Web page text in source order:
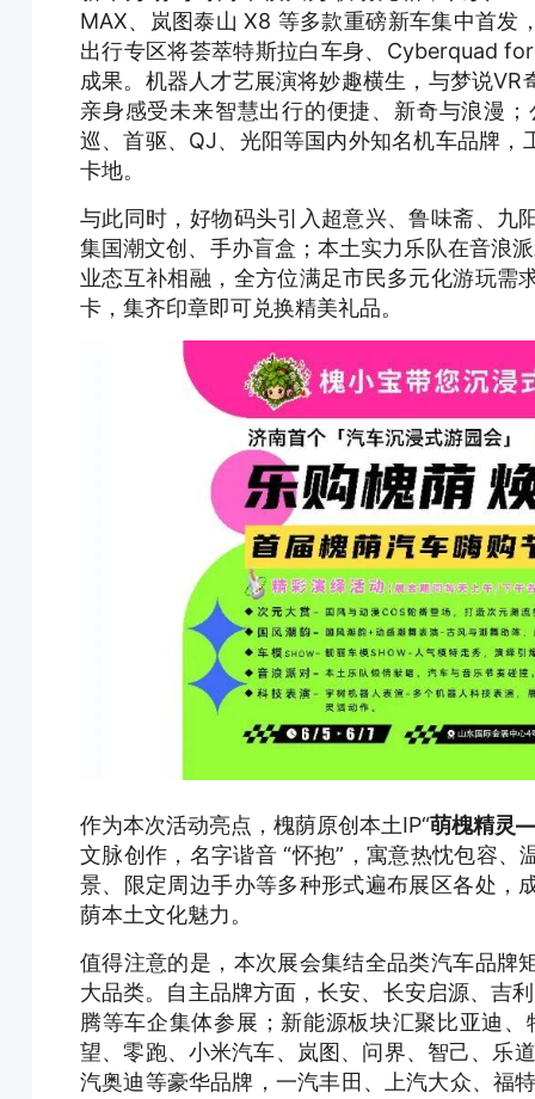
MAX、岚图泰山 X8 等多款重磅新车集中首发
出行专区将荟萃特斯拉白车身、Cyberquad
成果。机器人才艺展演将妙趣横生，与梦说
亲身感受未来智慧出行的便捷、新奇与浪漫
巡、首驱、QJ、光阳等国内外知名机车品牌
卡地。
与此同时，好物码头引入超意兴、鲁味斋、九
集国潮文创、手办盲盒；本土实力乐队在音浪
业态互补相融，全方位满足市民多元化游玩需
卡，集齐印章即可兑换精美礼品。
作为本次活动亮点，槐荫原创本土IP“萌槐精灵
文脉创作，名字谐音 “怀抱”，寓意热忱包容
景、限定周边手办等多种形式遍布展区各处，
荫本土文化魅力。
值得注意的是，本次展会集结全品类汽车品牌
大品类。自主品牌方面，长安、长安启源、吉
腾等车企集体参展；新能源板块汇聚比亚迪
望、零跑、小米汽车、岚图、问界、智己、乐
汽奥迪等豪华品牌，一汽丰田、上汽大众、福